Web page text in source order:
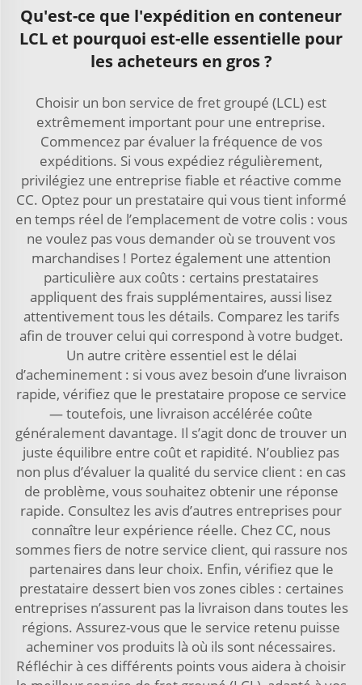
Qu'est-ce que l'expédition en conteneur
LCL et pourquoi est-elle essentielle pour
les acheteurs en gros ?
Choisir un bon service de fret groupé (LCL) est
extrêmement important pour une entreprise.
Commencez par évaluer la fréquence de vos
expéditions. Si vous expédiez régulièrement,
privilégiez une entreprise fiable et réactive comme
CC. Optez pour un prestataire qui vous tient informé
en temps réel de l’emplacement de votre colis : vous
ne voulez pas vous demander où se trouvent vos
marchandises ! Portez également une attention
particulière aux coûts : certains prestataires
appliquent des frais supplémentaires, aussi lisez
attentivement tous les détails. Comparez les tarifs
afin de trouver celui qui correspond à votre budget.
Un autre critère essentiel est le délai
d’acheminement : si vous avez besoin d’une livraison
rapide, vérifiez que le prestataire propose ce service
— toutefois, une livraison accélérée coûte
généralement davantage. Il s’agit donc de trouver un
juste équilibre entre coût et rapidité. N’oubliez pas
non plus d’évaluer la qualité du service client : en cas
de problème, vous souhaitez obtenir une réponse
rapide. Consultez les avis d’autres entreprises pour
connaître leur expérience réelle. Chez CC, nous
sommes fiers de notre service client, qui rassure nos
partenaires dans leur choix. Enfin, vérifiez que le
prestataire dessert bien vos zones cibles : certaines
entreprises n’assurent pas la livraison dans toutes les
régions. Assurez-vous que le service retenu puisse
acheminer vos produits là où ils sont nécessaires.
Réfléchir à ces différents points vous aidera à choisir